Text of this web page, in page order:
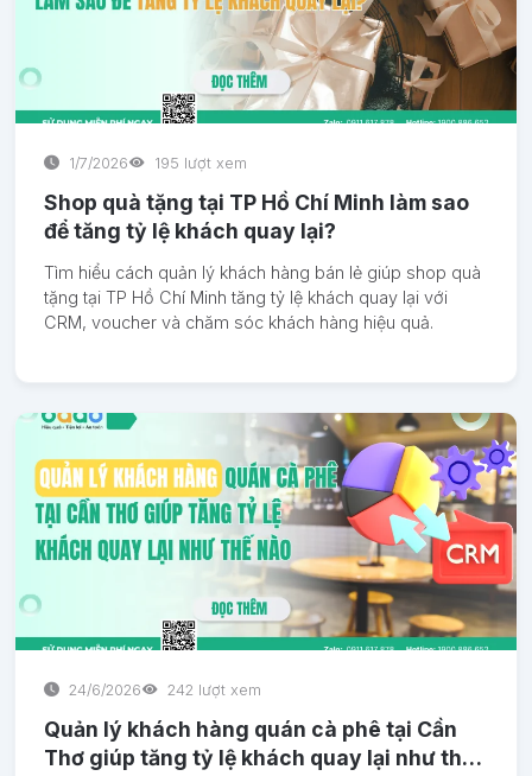
1/7/2026 195 lượt xem
Shop quà tặng tại TP Hồ Chí Minh làm sao
để tăng tỷ lệ khách quay lại?
Tìm hiểu cách quản lý khách hàng bán lẻ giúp shop quà
tặng tại TP Hồ Chí Minh tăng tỷ lệ khách quay lại với
CRM, voucher và chăm sóc khách hàng hiệu quả.
24/6/2026 242 lượt xem
Quản lý khách hàng quán cà phê tại Cần
Thơ giúp tăng tỷ lệ khách quay lại như thế